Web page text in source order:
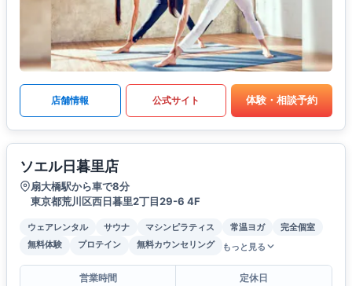
店舗情報 公式サイト 体験・相談予約
ソエル日暮里店
扇大橋駅から車で8分
東京都荒川区西日暮里2丁目29-6 4F
ウェアレンタル サウナ マシンピラティス 常温ヨガ
完全個室
無料体験
プロテイン 無料カウンセリング もっと見る
営業時間
定休日